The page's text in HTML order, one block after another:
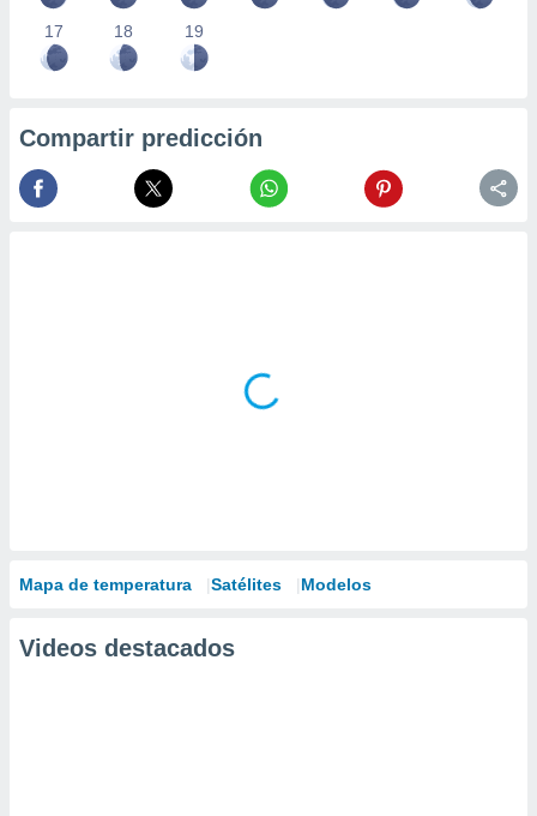
17 18 19
Compartir predicción
Mapa de temperatura Satélites Modelos
Videos destacados